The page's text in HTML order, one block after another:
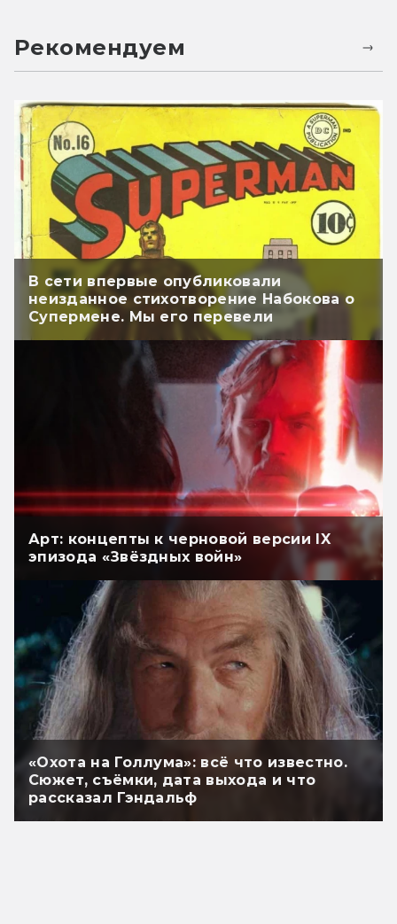
Рекомендуем
В сети впервые опубликовали
неизданное стихотворение Набокова о
Супермене. Мы его перевели
Арт: концепты к черновой версии IX
эпизода «Звёздных войн»
«Охота на Голлума»: всё что известно.
Сюжет, съёмки, дата выхода и что
рассказал Гэндальф